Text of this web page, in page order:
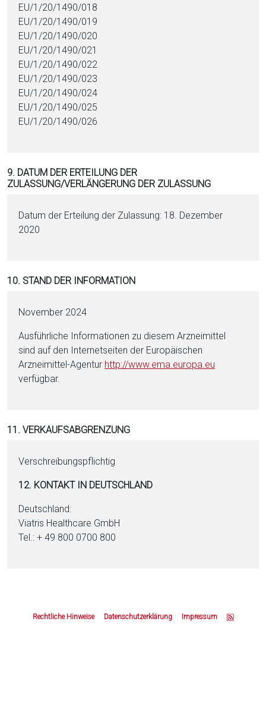
EU/1/20/1490/018
EU/1/20/1490/019
EU/1/20/1490/020
EU/1/20/1490/021
EU/1/20/1490/022
EU/1/20/1490/023
EU/1/20/1490/024
EU/1/20/1490/025
EU/1/20/1490/026
9. DATUM DER ERTEILUNG DER
ZULASSUNG/VERLÄNGERUNG DER ZULASSUNG
Datum der Erteilung der Zulassung: 18. Dezember
2020
10. STAND DER INFORMATION
November 2024
Ausführliche Informationen zu diesem Arzneimittel
sind auf den Internetseiten der Europäischen
Arzneimittel-Agentur http://www.ema.eu­ropa.eu
verfügbar.
11. VERKAUFSABGRENZUNG
Verschreibungspflichtig
12. KONTAKT IN DEUTSCHLAND
Deutschland:
Viatris Healthcare GmbH
Tel.: + 49 800 0700 800
Rechtliche Hinweise Datenschutzerklärung Impressum